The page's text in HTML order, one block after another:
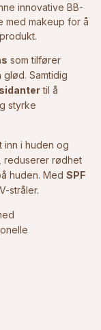
innovative BB-
med makeup for å
som tilfører
Samtidig
til å
styrke
inn i huden og
reduserer rødhet
huden. Med SPF
stråler.